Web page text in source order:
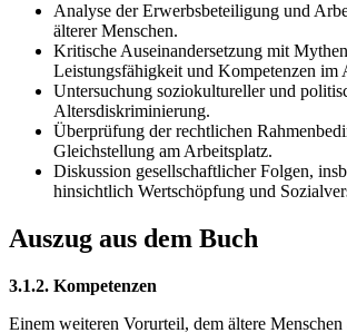
Analyse der Erwerbsbeteiligung und
älterer Menschen.
Kritische Auseinandersetzung mit
Leistungsfähigkeit und Kompetenzen im
Untersuchung soziokultureller und
Altersdiskriminierung.
Überprüfung der rechtlichen
Gleichstellung am Arbeitsplatz.
Diskussion gesellschaftlicher Folgen,
hinsichtlich Wertschöpfung und
Auszug aus dem Buch
3.1.2. Kompetenzen
Einem weiteren Vorurteil, dem ältere